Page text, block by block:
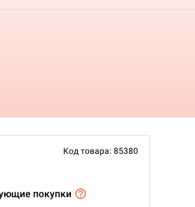
Код товара: 85380
покупки